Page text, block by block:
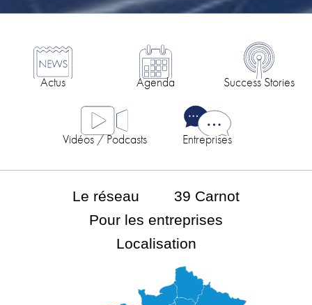
Actus Agenda Success Stories
Vidéos / Podcasts Entreprises
Le réseau
39 Carnot
Pour les entreprises
Localisation